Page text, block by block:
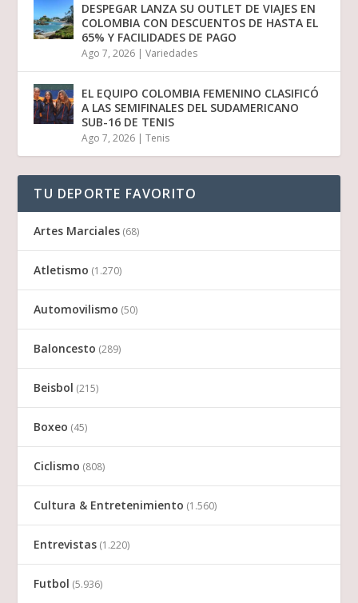
DESPEGAR LANZA SU OUTLET DE VIAJES EN
COLOMBIA CON DESCUENTOS DE HASTA EL
65% Y FACILIDADES DE PAGO
Ago 7, 2026 |Variedades
EL EQUIPO COLOMBIA FEMENINO CLASIFICÓ
A LAS SEMIFINALES DEL SUDAMERICANO
SUB-16 DE TENIS
Ago 7, 2026 |Tenis
TU DEPORTE FAVORITO
Artes Marciales (68)
Atletismo (1.270)
Automovilismo (50)
Baloncesto (289)
Beisbol (215)
Boxeo (45)
Ciclismo (808)
Cultura & Entretenimiento (1.560)
Entrevistas (1.220)
Futbol (5.936)